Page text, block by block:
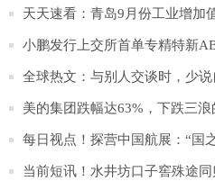
天天速看：青岛9月份工业增加
业连续三个月保持20%以上增速
小鹏发行上交所首单专精特新
全球热文：与别人交谈时，少
越多
美的集团跌幅达63%，下跌三
呢？
每日视点！探营中国航展：“国
次参展
当前短讯！水井坊口子窖殊途